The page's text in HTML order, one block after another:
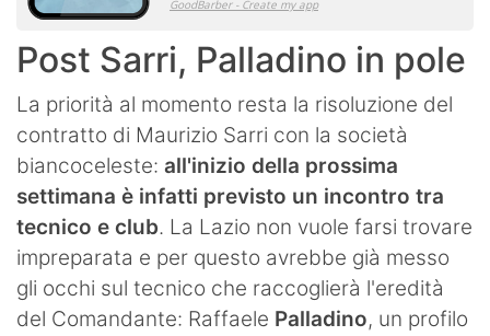
Post Sarri, Palladino in pole
La priorità al momento resta la risoluzione del
contratto di Maurizio Sarri con la società
biancoceleste: all'inizio della prossima
settimana è infatti previsto un incontro tra
tecnico e club. La Lazio non vuole farsi trovare
impreparata e per questo avrebbe già messo
gli occhi sul tecnico che raccoglierà l'eredità
del Comandante: Raffaele Palladino, un profilo